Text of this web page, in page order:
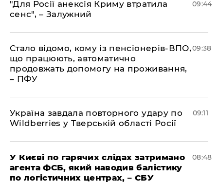
"Для Росії анексія Криму втратила
сенс", – Залужний
09:44
Стало відомо, кому із пенсіонерів-ВПО,
що працюють, автоматично
продовжать допомогу на проживання,
– ПФУ
09:38
Україна завдала повторного удару по
Wildberries у Тверській області Росії
09:11
У Києві по гарячих слідах затримано
агента ФСБ, який наводив балістику
по логістичних центрах, – СБУ
08:48